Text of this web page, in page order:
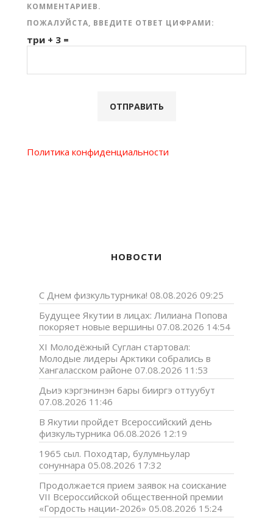
КОММЕНТАРИЕВ.
ПОЖАЛУЙСТА, ВВЕДИТЕ ОТВЕТ ЦИФРАМИ:
три + 3 =
Политика конфиденциальности
НОВОСТИ
С Днем физкультурника! 08.08.2026 09:25
Будущее Якутии в лицах: Лилиана Попова
покоряет новые вершины 07.08.2026 14:54
XI Молодёжный Суглан стартовал:
Молодые лидеры Арктики собрались в
Хангаласском районе 07.08.2026 11:53
Дьиэ кэргэнинэн бары бииргэ оттуубут
07.08.2026 11:46
В Якутии пройдет Всероссийский день
физкультурника 06.08.2026 12:19
1965 сыл. Походтар, булумньулар
сонуннара 05.08.2026 17:32
Продолжается прием заявок на соискание
VII Всероссийской общественной премии
«Гордость нации-2026» 05.08.2026 15:24